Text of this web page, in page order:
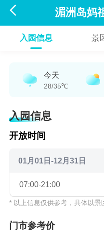
 湄洲岛妈
入园信息 景
今天
28/35℃
入园信息
开放时间
01月01日-12月31日
07:00-21:00
* 以上信息仅供参考，具体以景
门市参考价